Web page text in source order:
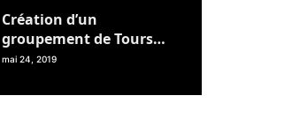
Création d’un
groupement de Tours
Opérateurs de la région
bientôt !
mai 24, 2019